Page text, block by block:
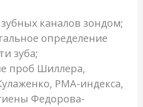
каналов зондом;
определение
зуба;
проб Шиллера,
РМА-индекса,
Федорова-